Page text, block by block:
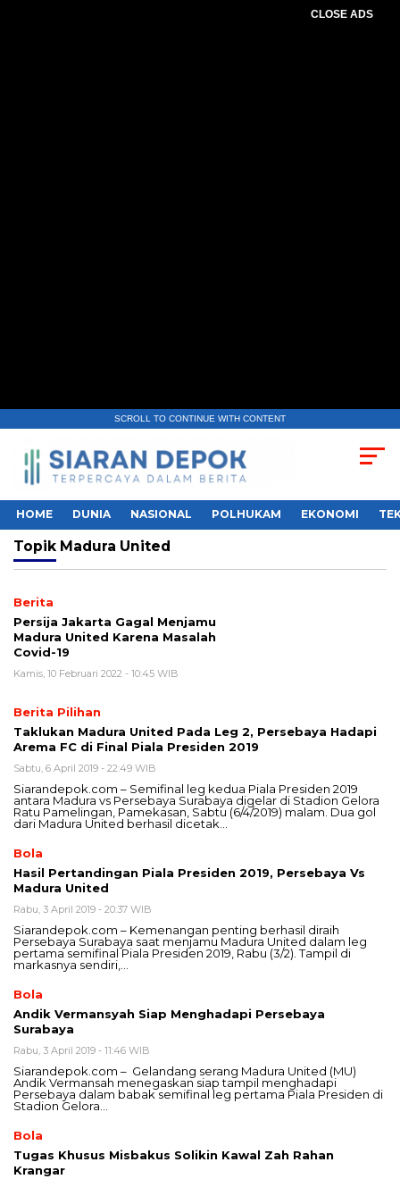
CLOSE ADS
SCROLL TO CONTINUE WITH CONTENT
HOME DUNIA NASIONAL POLHUKAM EKONOMI
Topik Madura United
Berita
Persija Jakarta Gagal Menjamu
Madura United Karena Masalah
Covid-19
Kamis, 10 Februari 2022 - 10:45 WIB
Berita Pilihan
Taklukan Madura United Pada Leg 2, Persebaya Hadapi
Arema FC di Final Piala Presiden 2019
Sabtu, 6 April 2019 - 22:49 WIB
Siarandepok.com – Semifinal leg kedua Piala Presiden 2019
antara Madura vs Persebaya Surabaya digelar di Stadion Gelora
Ratu Pamelingan, Pamekasan, Sabtu (6/4/2019) malam. Dua gol
dari Madura United berhasil dicetak…
Bola
Hasil Pertandingan Piala Presiden 2019, Persebaya Vs
Madura United
Rabu, 3 April 2019 - 20:37 WIB
Siarandepok.com – Kemenangan penting berhasil diraih
Persebaya Surabaya saat menjamu Madura United dalam leg
pertama semifinal Piala Presiden 2019, Rabu (3/2). Tampil di
markasnya sendiri,…
Bola
Andik Vermansyah Siap Menghadapi Persebaya
Surabaya
Rabu, 3 April 2019 - 11:46 WIB
Siarandepok.com – Gelandang serang Madura United (MU)
Andik Vermansah menegaskan siap tampil menghadapi
Persebaya dalam babak semifinal leg pertama Piala Presiden di
Stadion Gelora…
Bola
Tugas Khusus Misbakus Solikin Kawal Zah Rahan
Krangar